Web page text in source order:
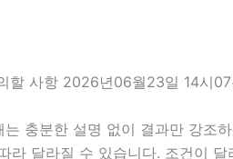
할 사항 2026년06월23일 14시
는 충분한 설명 없이 결과만 강
라 달라질 수 있습니다. 조건이